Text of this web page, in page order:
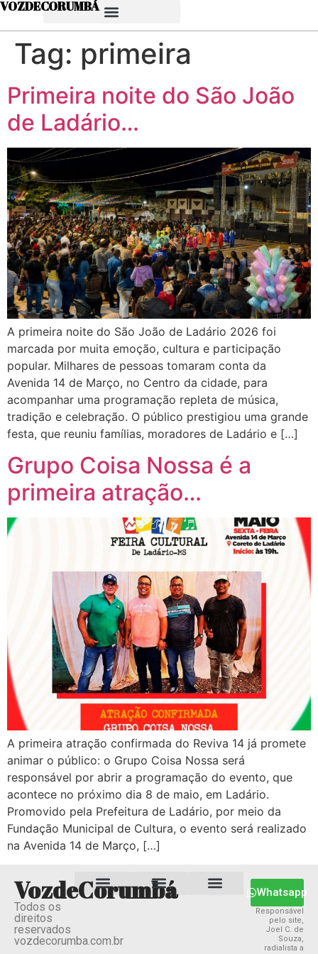
VOZDECORUMBÁ
Tag: primeira
Primeira noite do São João
de Ladário…
A primeira noite do São João de Ladário 2026 foi
marcada por muita emoção, cultura e participação
popular. Milhares de pessoas tomaram conta da
Avenida 14 de Março, no Centro da cidade, para
acompanhar uma programação repleta de música,
tradição e celebração. O público prestigiou uma grande
festa, que reuniu famílias, moradores de Ladário e […]
Grupo Coisa Nossa é a
primeira atração…
A primeira atração confirmada do Reviva 14 já promete
animar o público: o Grupo Coisa Nossa será
responsável por abrir a programação do evento, que
acontece no próximo dia 8 de maio, em Ladário.
Promovido pela Prefeitura de Ladário, por meio da
Fundação Municipal de Cultura, o evento será realizado
na Avenida 14 de Março, […]
VozdeCorumbá
Todos os
direitos
reservados
vozdecorumba.com.br
Whatsapp
Responsável
pelo site,
Joel C. de
Souza,
radialista a